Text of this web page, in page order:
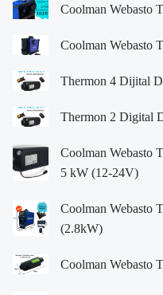
Coolman Webasto
Coolman Webasto
Thermon 4 Dijital
Thermon 2 Digital
Coolman Webasto
5 kW (12-24V)
Coolman Webasto
(2.8kW)
Coolman Webasto